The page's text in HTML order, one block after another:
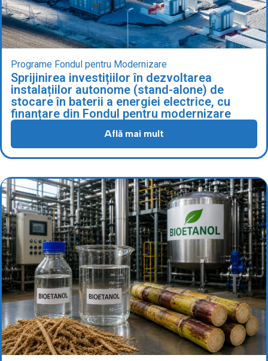
Programe Fondul pentru Modernizare
Sprijinirea investițiilor în dezvoltarea
instalațiilor autonome (stand-alone) de
stocare în baterii a energiei electrice, cu
finanțare din Fondul pentru modernizare
Află mai mult